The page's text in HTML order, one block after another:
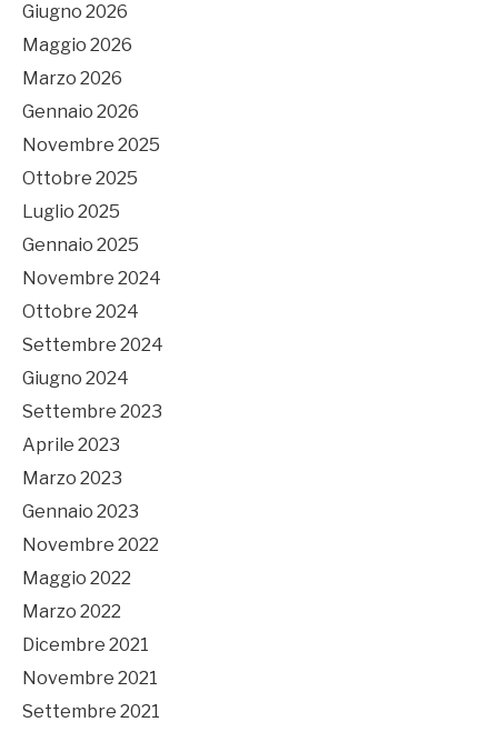
Giugno 2026
Maggio 2026
Marzo 2026
Gennaio 2026
Novembre 2025
Ottobre 2025
Luglio 2025
Gennaio 2025
Novembre 2024
Ottobre 2024
Settembre 2024
Giugno 2024
Settembre 2023
Aprile 2023
Marzo 2023
Gennaio 2023
Novembre 2022
Maggio 2022
Marzo 2022
Dicembre 2021
Novembre 2021
Settembre 2021